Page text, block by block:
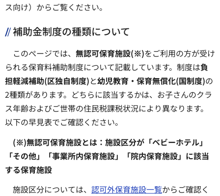
ス向け）からご覧ください。
補助金制度の種類について
このぺージでは、 無認可保育施設(※)をご利用の方が受け
られる保育料補助制度について記載しています。制度は負
担軽減補助(区独自制度)と幼児教育・保育無償化(国制度)の
2種類があります。どちらに該当するかは、お子さんのクラ
ス年齢およびご世帯の住民税課税状況により異なります。
以下の早見表でご確認ください。
(※)無認可保育施設とは：施設区分が「ベビーホテル」
「その他」「事業所内保育施設」「院内保育施設」に該当
する保育施設
施設区分については、 認可外保育施設一覧からご確認く